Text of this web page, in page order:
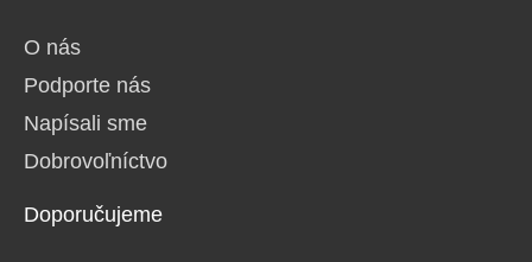
O nás
Podporte nás
Napísali sme
Dobrovoľníctvo
Doporučujeme